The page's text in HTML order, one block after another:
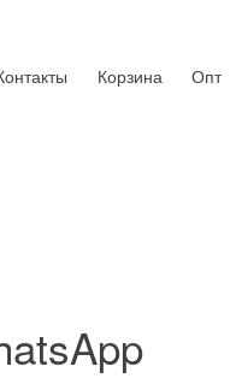
Корзина Опт